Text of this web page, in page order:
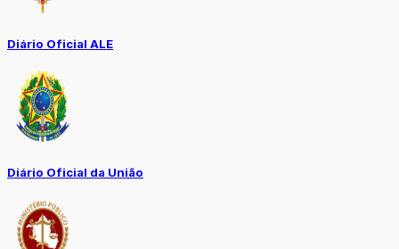
Diário Oficial ALE
Diário Oficial da União